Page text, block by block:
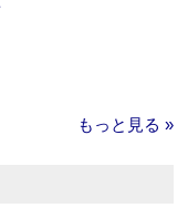
もっと見る »